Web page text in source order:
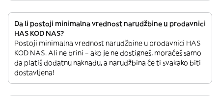
Da li postoji minimalna vrednost narudžbine u prodavnici
HAS KOD NAS?
Postoji minimalna vrednost narudžbine u prodavnici HAS
KOD NAS. Ali ne brini – ako je ne dostigneš, moraćeš samo
da platiš dodatnu naknadu, a narudžbina će ti svakako biti
dostavljena!